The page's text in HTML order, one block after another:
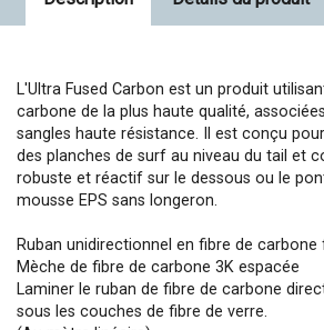
L'Ultra Fused Carbon est un produit
carbone de la plus haute qualité,
sangles haute résistance. Il est conçu
des planches de surf au niveau du tail et
robuste et réactif sur le dessous ou le
mousse EPS sans longeron.
Ruban unidirectionnel en fibre de
Mèche de fibre de carbone 3K espacée
Laminer le ruban de fibre de carbone
sous les couches de fibre de verre.